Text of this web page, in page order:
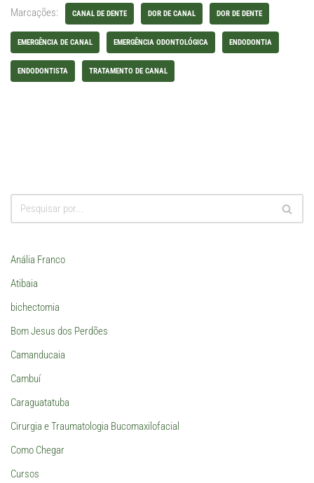
Marcações: CANAL DE DENTE DOR DE CANAL DOR DE DENTE
EMERGÊNCIA DE CANAL EMERGÊNCIA ODONTOLÓGICA ENDODONTIA
ENDODONTISTA TRATAMENTO DE CANAL
Anália Franco
Atibaia
bichectomia
Bom Jesus dos Perdões
Camanducaia
Cambuí
Caraguatatuba
Cirurgia e Traumatologia Bucomaxilofacial
Como Chegar
Cursos